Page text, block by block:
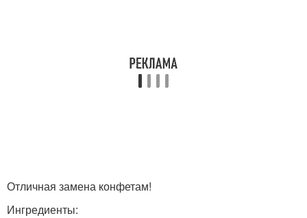
Отличная замена конфетам!
Ингредиенты: